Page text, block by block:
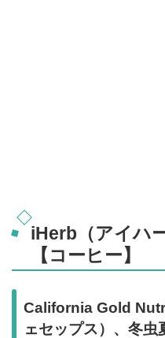
iHerb（アイハ
【コーヒー】
California Gold
ェセップス）、冬虫